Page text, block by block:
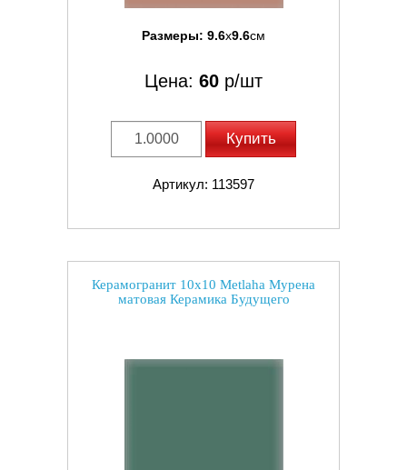
Размеры: 9.6x9.6см
Цена: 60 р/шт
Купить
Артикул: 113597
Керамогранит 10x10 Metlaha Мурена
матовая Керамика Будущего